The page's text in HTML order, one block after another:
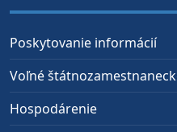
Poskytovanie informácií
Voľné
Hospodárenie